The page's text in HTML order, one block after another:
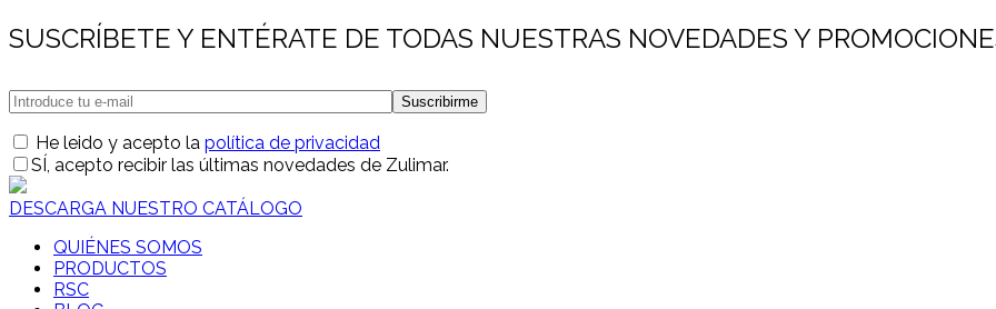
SUSCRÍBETE Y ENTÉRATE DE TODAS NUESTRAS NOVEDADES Y
He leido y acepto la política de privacidad
SÍ , acepto recibir las últimas novedades de Zulimar.
DESCARGA NUESTRO CATÁLOGO
QUIÉNES SOMOS
PRODUCTOS
RSC